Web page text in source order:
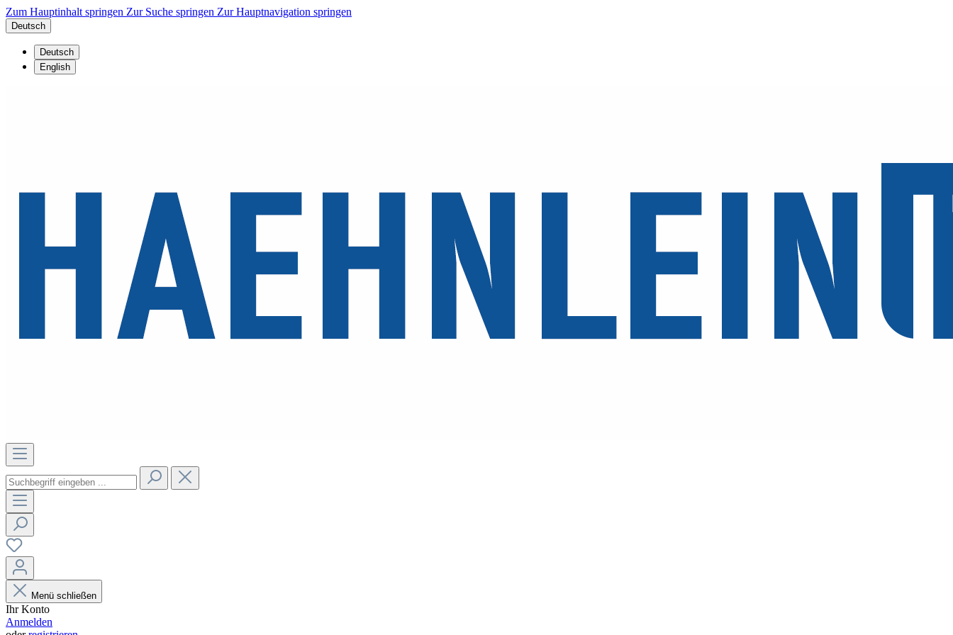
Zum Hauptinhalt springen Zur Suche springen Zur Hauptnavigation springen
Deutsch
Deutsch
English
Menü schließen
Ihr Konto
Anmelden